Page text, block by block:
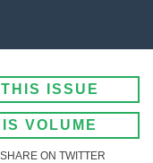
ISSUE
VOLUME
ON TWITTER